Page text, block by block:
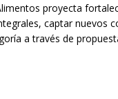
proyecta
captar nuevos
a través de